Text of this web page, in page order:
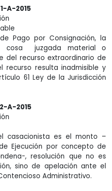
A-2015
Pago por Consignación, la
cosa juzgada material o
recurso extraordinario de
recurso resulta inadmisible y
61 Ley de la Jurisdicción
A-2015
casacionista es el monto –
Ejecución por concepto de
, resolución que no es
sino de apelación ante el
Administrativo.